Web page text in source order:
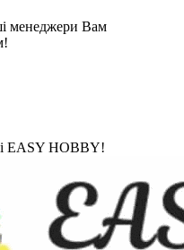
менеджери Вам
EASY HOBBY!